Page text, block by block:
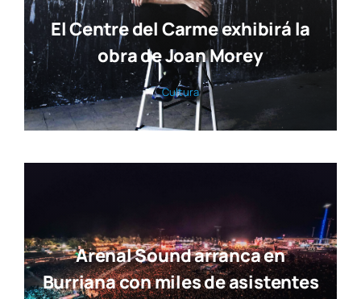
El Centre del Carme exhibirá la
obra de Joan Morey
Cul­tu­ra
Arenal Sound arranca en
Burriana con miles de asistentes